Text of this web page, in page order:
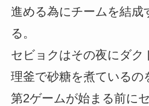
進める為にチームを結成
る。
セビョクはその夜にダク
理釜で砂糖を煮ているの
第2ゲームが始まる前に